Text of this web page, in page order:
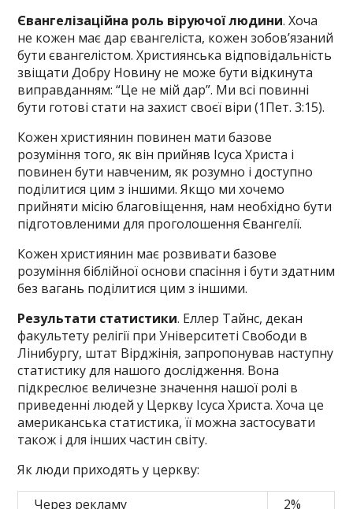
Євангелізаційна роль віруючої людини. Хоча
не кожен має дар євангеліста, кожен зобов’язаний
бути євангелістом. Християнська відповідальність
звіщати Добру Новину не може бути відкинута
виправданням: “Це не мій дар”. Ми всі повинні
бути готові стати на захист своєї віри (1Пет. 3:15).
Кожен християнин повинен мати базове
розуміння того, як він прийняв Ісуса Христа і
повинен бути навченим, як розумно і доступно
поділитися цим з іншими. Якщо ми хочемо
прийняти місію благовіщення, нам необхідно бути
підготовленими для проголошення Євангелії.
Кожен християнин має розвивати базове
розуміння біблійної основи спасіння і бути здатним
без вагань поділитися цим з іншими.
Результати статистики. Еллер Тайнс, декан
факультету релігії при Університеті Свободи в
Лінибургу, штат Вірджінія, запропонував наступну
статистику для нашого дослідження. Вона
підкреслює величезне значення нашої ролі в
приведенні людей у Церкву Ісуса Христа. Хоча це
американська статистика, її можна застосувати
також і для інших частин світу.
Як люди приходять у церкву:
Через рекламу
2%